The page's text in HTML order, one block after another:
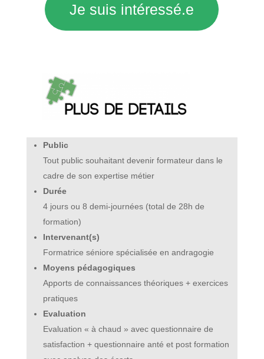
Je suis intéressé.e
Public
Tout public souhaitant devenir formateur dans le
cadre de son expertise métier
Durée
4 jours ou 8 demi-journées (total de 28h de
formation)
Intervenant(s)
Formatrice séniore spécialisée en andragogie
Moyens pédagogiques
Apports de connaissances théoriques + exercices
pratiques
Evaluation
Evaluation « à chaud » avec questionnaire de
satisfaction + questionnaire anté et post formation